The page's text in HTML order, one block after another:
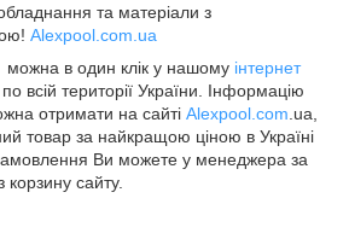
та матеріали з
Alexpool.com.ua
можна в один клік у нашому інтернет
всій території України. Інформацію
отримати на сайті Alexpool.com.ua,
товар за найкращою ціною в Україні
Ви можете у менеджера за
корзину сайту.